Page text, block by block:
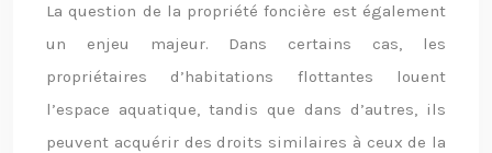
La question de la propriété foncière est également
un enjeu majeur. Dans certains cas, les
propriétaires d’habitations flottantes louent
l’espace aquatique, tandis que dans d’autres, ils
peuvent acquérir des droits similaires à ceux de la